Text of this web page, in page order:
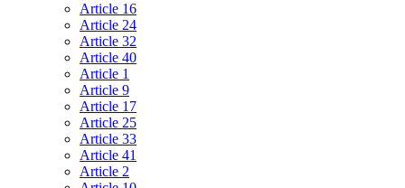
Article 16
Article 24
Article 32
Article 40
Article 1
Article 9
Article 17
Article 25
Article 33
Article 41
Article 2